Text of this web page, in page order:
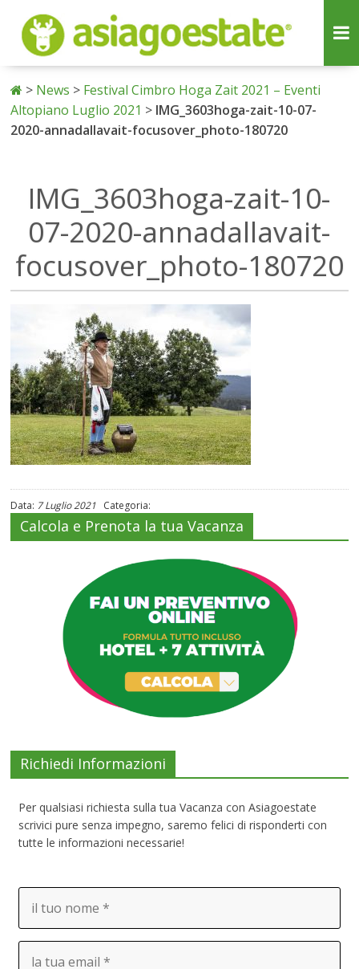
> News > Festival Cimbro Hoga Zait 2021 – Eventi
Altopiano Luglio 2021 > IMG_3603hoga-zait-10-07-
2020-annadallavait-focusover_photo-180720
IMG_3603hoga-zait-10-
07-2020-annadallavait-
focusover_photo-180720
Data: 7 Luglio 2021 Categoria:
Calcola e Prenota la tua Vacanza
Richiedi Informazioni
Per qualsiasi richiesta sulla tua Vacanza con Asiagoestate
scrivici pure senza impegno, saremo felici di risponderti con
tutte le informazioni necessarie!